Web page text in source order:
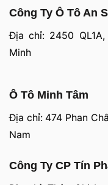
Công Ty Ô Tô An
Địa chỉ: 2450 QL1A,
Minh
Ô Tô Minh Tâm
Địa chỉ: 474 Phan
Nam
Công Ty CP Tín